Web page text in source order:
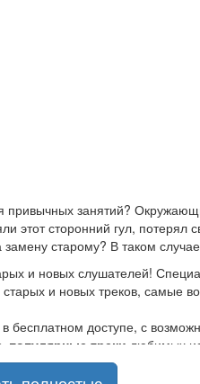
занятий?
сторонний гул, потерял
старому? В таком
и новых слушателей!
и новых треков, самые
доступе, с
популярные треки любимых